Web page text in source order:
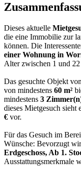
Dieses aktuelle
die eine Immobilie zur
können. Die
einer Wohnung in
Alter zwischen 1 und 22
Das gesuchte Objekt
von mindestens 60 m²
mindestens 3
dieses Mietgesuch
€ vor.
Für das Gesuch im
Wünsche: Bevorzugt
Erdgeschoss, Ab 1.
Ausstattungsmerkmale